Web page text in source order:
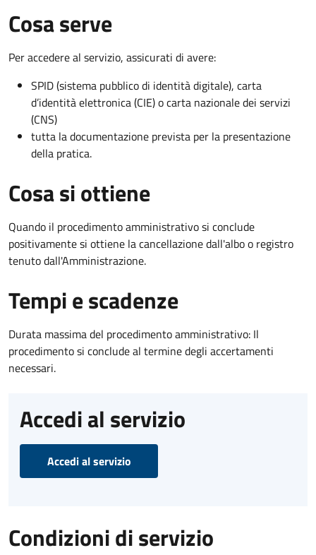
Cosa serve
Per accedere al servizio, assicurati di avere:
SPID (sistema pubblico di identità digitale), carta
d’identità elettronica (CIE) o carta nazionale dei servizi
(CNS)
tutta la documentazione prevista per la presentazione
della pratica.
Cosa si ottiene
Quando il procedimento amministrativo si conclude
positivamente si ottiene la cancellazione dall'albo o registro
tenuto dall'Amministrazione.
Tempi e scadenze
Durata massima del procedimento amministrativo: Il
procedimento si conclude al termine degli accertamenti
necessari.
Accedi al servizio
Accedi al servizio
Condizioni di servizio